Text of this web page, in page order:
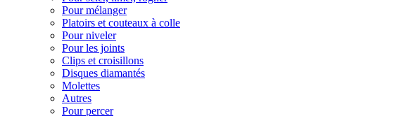
Pour mélanger
Platoirs et couteaux à colle
Pour niveler
Pour les joints
Clips et croisillons
Disques diamantés
Molettes
Autres
Pour percer